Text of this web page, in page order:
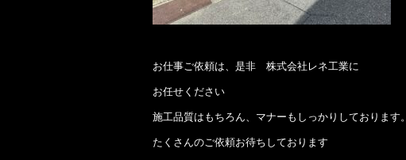
お仕事ご依頼は、是非 株式会社レネ工業に
お任せください
施工品質はもちろん、マナーもしっかりしております。
たくさんのご依頼お待ちしております